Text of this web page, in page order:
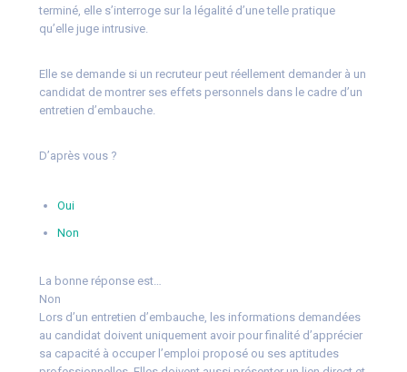
terminé, elle s’interroge sur la légalité d’une telle pratique
qu’elle juge intrusive.
Elle se demande si un recruteur peut réellement demander à un
candidat de montrer ses effets personnels dans le cadre d’un
entretien d’embauche.
D’après vous ?
Oui
Non
La bonne réponse est…
Non
Lors d’un entretien d’embauche, les informations demandées
au candidat doivent uniquement avoir pour finalité d’apprécier
sa capacité à occuper l’emploi proposé ou ses aptitudes